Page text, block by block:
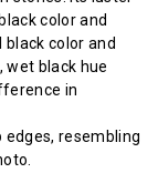
color and
black color and
wet black hue
in
resembling